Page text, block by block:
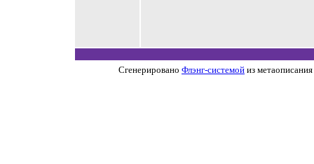
Сгенерировано Флэнг-системой из